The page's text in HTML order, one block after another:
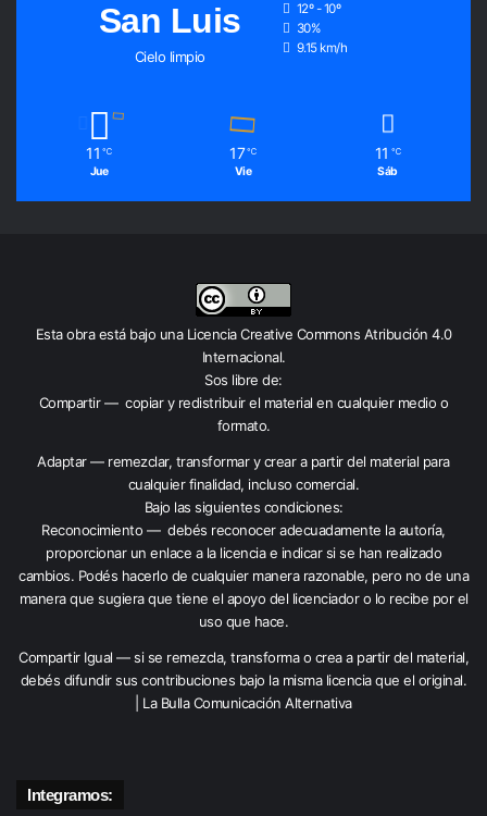
San Luis
Cielo limpio
12º - 10º
30%
9.15 km/h
11 ℃
Jue
17 ℃
Vie
11 ℃
Sáb
Esta obra está bajo una Licencia Creative Commons Atribución 4.0
Internacional.
Sos libre de:
Compartir — copiar y redistribuir el material en cualquier medio o
formato.
Adaptar — remezclar, transformar y crear a partir del material para
cualquier finalidad, incluso comercial.
Bajo las siguientes condiciones:
Reconocimiento — debés reconocer adecuadamente la autoría,
proporcionar un enlace a la licencia e indicar si se han realizado
cambios. Podés hacerlo de cualquier manera razonable, pero no de una
manera que sugiera que tiene el apoyo del licenciador o lo recibe por el
uso que hace.
Compartir Igual — si se remezcla, transforma o crea a partir del material,
debés difundir sus contribuciones bajo la misma licencia que el original.
| La Bulla Comunicación Alternativa
Integramos: